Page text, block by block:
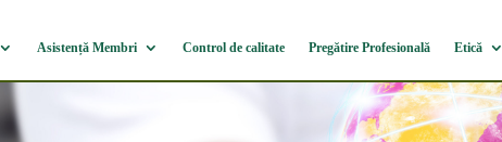
Asistență Membri Control de calitate Pregătire Profesională Etică